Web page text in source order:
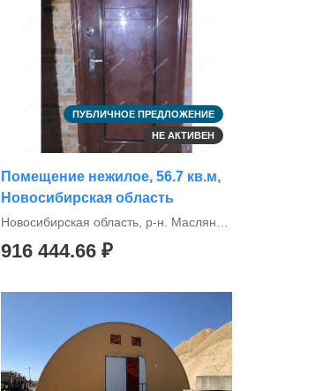
ПУБЛИЧНОЕ ПРЕДЛОЖЕНИЕ
НЕ АКТИВЕН
Помещение нежилое, 56.7 кв.м,
Новосибирская область
916 444.66 ₽